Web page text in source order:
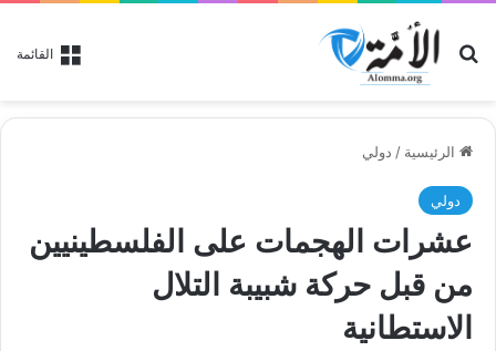
القائمة بحث عن
الرئيسية / دولي
دولي
عشرات الهجمات على الفلسطينيين
من قبل حركة شبيبة التلال
الاستطانية